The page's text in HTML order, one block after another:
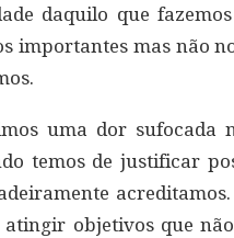
daquilo que
importantes mas não
uma dor sufocada
temos de justificar
objetivos que